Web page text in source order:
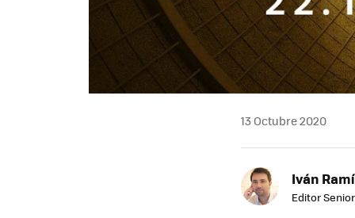
13 Octubre 2020
Iván
Editor Senior